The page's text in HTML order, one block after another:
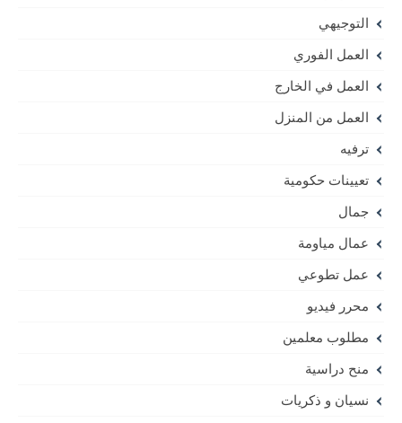
التوجيهي
العمل الفوري
العمل في الخارج
العمل من المنزل
ترفيه
تعيينات حكومية
جمال
عمال مياومة
عمل تطوعي
محرر فيديو
مطلوب معلمين
منح دراسية
نسيان و ذكريات